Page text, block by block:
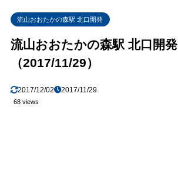
流山おおたかの森駅 北口開発
流山おおたかの森駅 北口開発
（2017/11/29）
2017/12/02 2017/11/29
68 views